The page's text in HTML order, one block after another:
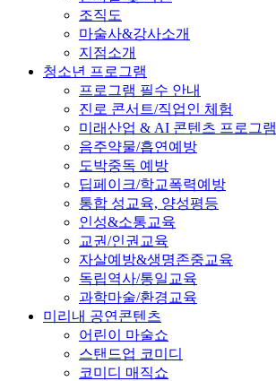
조직도
마술사&강사소개
지점소개
청소년 프로그램
프로그램 필수 안내
진로 콘서트/직업인 체험
미래산업 & AI 콘텐츠 프로그램
음주약물/흡연예방
도박중독 예방
딥페이크/학교폭력예방
통합 성교육, 양성평등
인성&소통교육
교권/인권교육
자살예방&생명존중교육
독립역사/통일교육
과학마술/환경교육
미리내 공연콘텐츠
어린이 마술쇼
스탠드업 코미디
코미디 매직쇼